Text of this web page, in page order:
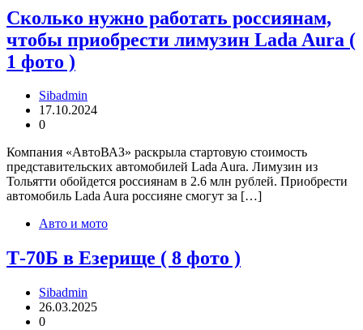
Сколько нужно работать россиянам,
чтобы приобрести лимузин Lada Aura (
1 фото )
Sibadmin
17.10.2024
0
Компания «АвтоВАЗ» раскрыла стартовую стоимость
представительских автомобилей Lada Aura. Лимузин из
Тольятти обойдется россиянам в 2.6 млн рублей. Приобрести
автомобиль Lada Aura россияне смогут за […]
Авто и мото
Т-70Б в Езерище ( 8 фото )
Sibadmin
26.03.2025
0